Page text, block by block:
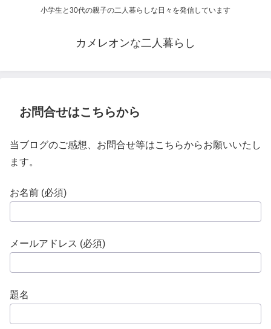
小学生と30代の親子の二人暮らしな日々を発信しています
カメレオンな二人暮らし
お問合せはこちらから
当ブログのご感想、お問合せ等はこちらからお願いいたし
ます。
お名前 (必須)
メールアドレス (必須)
題名